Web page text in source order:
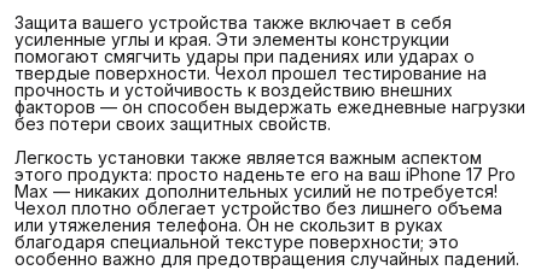
Защита вашего устройства также включает в себя
усиленные углы и края. Эти элементы конструкции
помогают смягчить удары при падениях или ударах о
твердые поверхности. Чехол прошел тестирование на
прочность и устойчивость к воздействию внешних
факторов — он способен выдержать ежедневные нагрузки
без потери своих защитных свойств.
Легкость установки также является важным аспектом
этого продукта: просто наденьте его на ваш iPhone 17 Pro
Max — никаких дополнительных усилий не потребуется!
Чехол плотно облегает устройство без лишнего объема
или утяжеления телефона. Он не скользит в руках
благодаря специальной текстуре поверхности; это
особенно важно для предотвращения случайных падений.